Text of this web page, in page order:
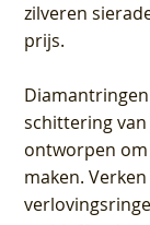
zilveren
prijs.
schittering
ontworpen
maken.